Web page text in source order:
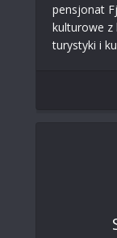
pensjonat
kulturowe z
turystyki i